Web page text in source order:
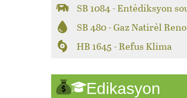
SB 1084 - Entèdiksyon
SB 480 - Gaz Natirèl
HB 1645 - Refus Klima
Edikasyon